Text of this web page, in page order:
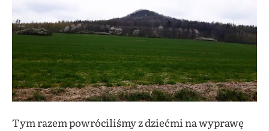
Tym razem powróciliśmy z dziećmi na wyprawę